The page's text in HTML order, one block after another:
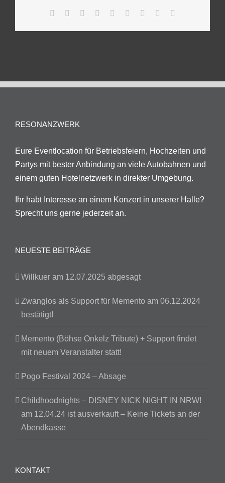
Facebook
TwitterReddit LinkedInWhatsApp
TumblrPinterest
RESONANZWERK
Eure Eventlocation für Betriebsfeiern, Hochzeiten und
Partys mit bester Anbindung an viele Autobahnen und
einem guten Hotelnetzwerk in direkter Umgebung.
Ihr habt Interesse an einem Konzert in unserer Halle?
Sprecht uns gerne jederzeit an.
NEUESTE BEITRÄGE
Willkuer am 12.07.2025 abgesagt
Zwanglos als Support für Memento am 06.12.2024
bestätigt!
Memento (Böhse Onkelz Tribute) + Support findet
mit neuem Veranstalter statt!
Pogo Festival 2024 – Absage
Childhoodnights – DISNEY NICK NIGHT IN NRW!
am 12.04.24 ist ausverkauft – Keine Tickets an der
Abendkasse
KONTAKT